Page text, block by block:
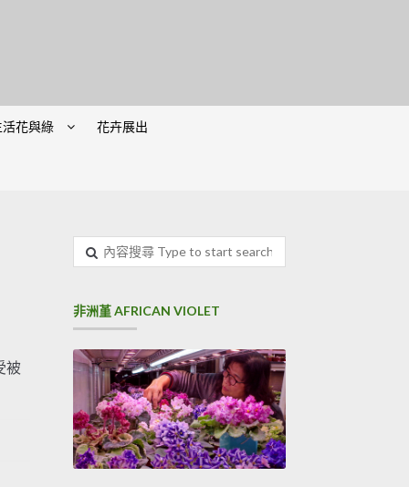
活花與綠 花卉展出
被
內容搜尋
非洲堇 AFRICAN VIOLET